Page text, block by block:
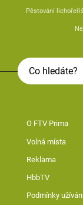
Pěstování
O FTV Prima
Volná místa
Reklama
HbbTV
Podmínky